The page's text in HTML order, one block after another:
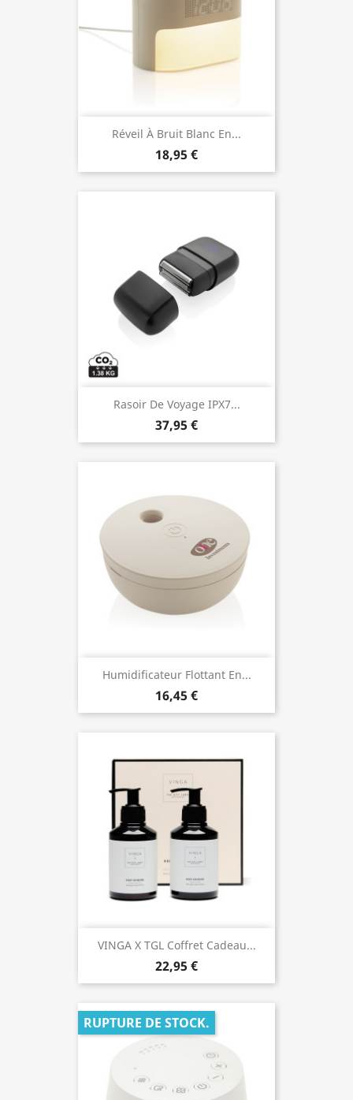
Réveil À Bruit Blanc En...
18,95 €
Rasoir De Voyage IPX7...
37,95 €
Humidificateur Flottant En...
16,45 €
VINGA X TGL Coffret Cadeau...
22,95 €
RUPTURE DE STOCK.